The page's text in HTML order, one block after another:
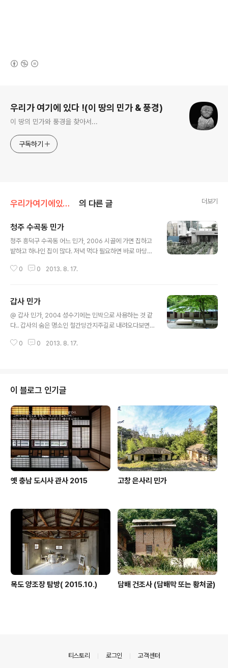
우리가 여기에 있다 !(이 땅의 민가 & 풍경)
이 땅의 민가와 풍경을 찾아서...
구독하기
우리가여기에있다!/한국의 민가 의 다른 글 더보기
청주 수곡동 민가
청주 흥덕구 수곡동 어느 민가, 2006 시골에 가면 집하고
밭하고 하나인 집이 많다. 저녁 먹다 필요하면 바로 마당밭
행태의 거주라이프스타일이 있는 집을 좀처럼 보기 힘든
아니라, 건강한 거주의 라이프스타일이 헐려버린거 같아
찹찹...
0 0 2013. 8. 17.
갑사 민가
@ 갑사 민가, 2004 성수기에는 민박으로 사용하는 것 같
다.. 갑사의 숨은 명소인 철간당간지주길로 내려오다보면
전에 처마, 툇마루, 평상, 우물터 등은 주택의 필수적인 요
0 0 2013. 8. 17.
이 블로그 인기글
옛 충남 도시사 관사 2015 고창 은사리 민가
목도 양조장 탐방( 2015.10.) 담배 건조사 (담배막 또는 황처굴)
티스토리 로그인 고객센터